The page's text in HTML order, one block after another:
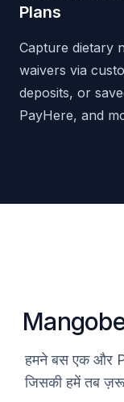
Plans
Capture dietary
waivers via
deposits, or
PayHere, and
हमने बस एक और
जिसकी हमें तब